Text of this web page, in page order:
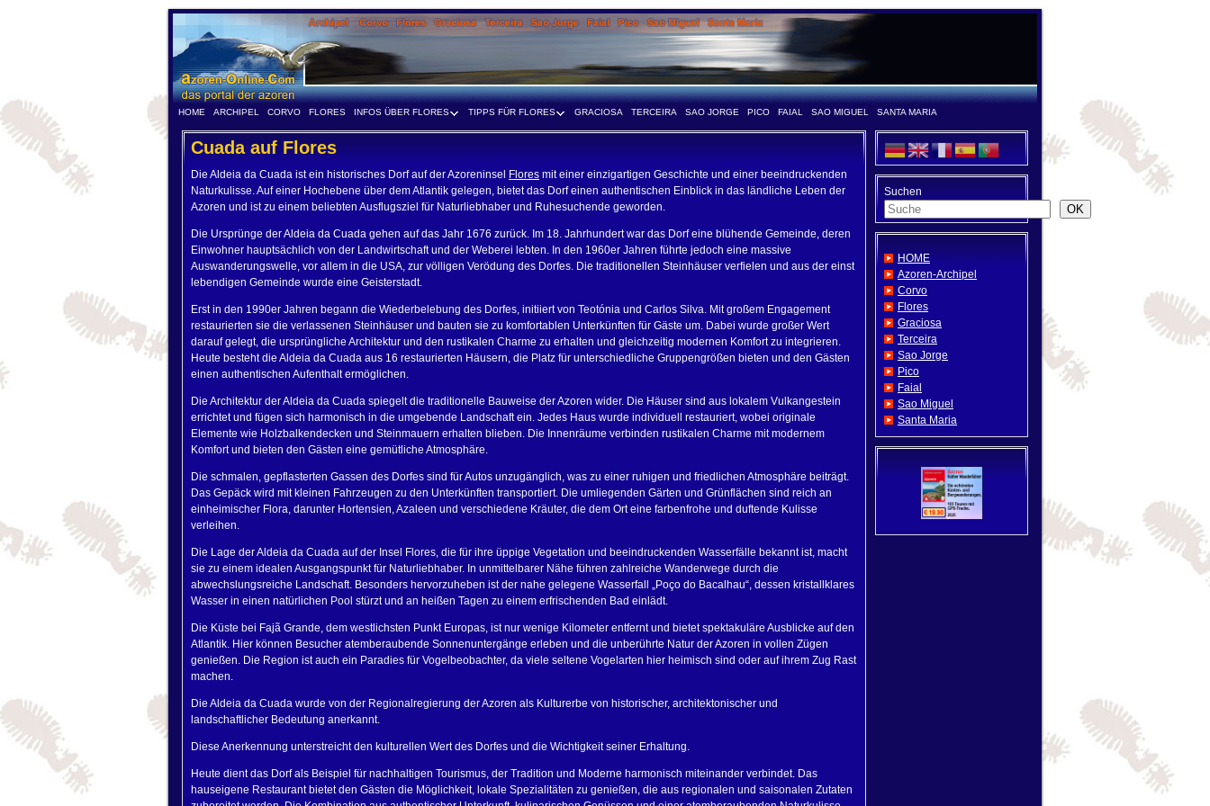
HOME ARCHIPEL CORVO FLORES INFOS ÜBER FLORES TIPPS FÜR FLORES GRACIOSA TERCEIRA SAO JORGE PICO FAIAL SAO MIGUEL SANTA MARIA
Cuada auf Flores
Die Aldeia da Cuada ist ein historisches Dorf auf der Azoreninsel Flores mit einer einzigartigen Geschichte und einer beeindruckenden
Naturkulisse. Auf einer Hochebene über dem Atlantik gelegen, bietet das Dorf einen authentischen Einblick in das ländliche Leben der
Azoren und ist zu einem beliebten Ausflugsziel für Naturliebhaber und Ruhesuchende geworden.
Die Ursprünge der Aldeia da Cuada gehen auf das Jahr 1676 zurück. Im 18. Jahrhundert war das Dorf eine blühende Gemeinde, deren
Einwohner hauptsächlich von der Landwirtschaft und der Weberei lebten. In den 1960er Jahren führte jedoch eine massive
Auswanderungswelle, vor allem in die USA, zur völligen Verödung des Dorfes. Die traditionellen Steinhäuser verfielen und aus der einst
lebendigen Gemeinde wurde eine Geisterstadt.
Erst in den 1990er Jahren begann die Wiederbelebung des Dorfes, initiiert von Teotónia und Carlos Silva. Mit großem Engagement
restaurierten sie die verlassenen Steinhäuser und bauten sie zu komfortablen Unterkünften für Gäste um. Dabei wurde großer Wert
darauf gelegt, die ursprüngliche Architektur und den rustikalen Charme zu erhalten und gleichzeitig modernen Komfort zu integrieren.
Heute besteht die Aldeia da Cuada aus 16 restaurierten Häusern, die Platz für unterschiedliche Gruppengrößen bieten und den Gästen
einen authentischen Aufenthalt ermöglichen.
Die Architektur der Aldeia da Cuada spiegelt die traditionelle Bauweise der Azoren wider. Die Häuser sind aus lokalem Vulkangestein
errichtet und fügen sich harmonisch in die umgebende Landschaft ein. Jedes Haus wurde individuell restauriert, wobei originale
Elemente wie Holzbalkendecken und Steinmauern erhalten blieben. Die Innenräume verbinden rustikalen Charme mit modernem
Komfort und bieten den Gästen eine gemütliche Atmosphäre.
Die schmalen, gepflasterten Gassen des Dorfes sind für Autos unzugänglich, was zu einer ruhigen und friedlichen Atmosphäre beiträgt.
Das Gepäck wird mit kleinen Fahrzeugen zu den Unterkünften transportiert. Die umliegenden Gärten und Grünflächen sind reich an
einheimischer Flora, darunter Hortensien, Azaleen und verschiedene Kräuter, die dem Ort eine farbenfrohe und duftende Kulisse
verleihen.
Die Lage der Aldeia da Cuada auf der Insel Flores, die für ihre üppige Vegetation und beeindruckenden Wasserfälle bekannt ist, macht
sie zu einem idealen Ausgangspunkt für Naturliebhaber. In unmittelbarer Nähe führen zahlreiche Wanderwege durch die
abwechslungsreiche Landschaft. Besonders hervorzuheben ist der nahe gelegene Wasserfall „Poço do Bacalhau“, dessen kristallklares
Wasser in einen natürlichen Pool stürzt und an heißen Tagen zu einem erfrischenden Bad einlädt.
Die Küste bei Fajã Grande, dem westlichsten Punkt Europas, ist nur wenige Kilometer entfernt und bietet spektakuläre Ausblicke auf den
Atlantik. Hier können Besucher atemberaubende Sonnenuntergänge erleben und die unberührte Natur der Azoren in vollen Zügen
genießen. Die Region ist auch ein Paradies für Vogelbeobachter, da viele seltene Vogelarten hier heimisch sind oder auf ihrem Zug Rast
machen.
Die Aldeia da Cuada wurde von der Regionalregierung der Azoren als Kulturerbe von historischer, architektonischer und
landschaftlicher Bedeutung anerkannt.
Diese Anerkennung unterstreicht den kulturellen Wert des Dorfes und die Wichtigkeit seiner Erhaltung.
Heute dient das Dorf als Beispiel für nachhaltigen Tourismus, der Tradition und Moderne harmonisch miteinander verbindet. Das
hauseigene Restaurant bietet den Gästen die Möglichkeit, lokale Spezialitäten zu genießen, die aus regionalen und saisonalen Zutaten
Suchen
OK
HOME
Azoren-Archipel
Corvo
Flores
Graciosa
Terceira
Sao Jorge
Pico
Faial
Sao Miguel
Santa Maria